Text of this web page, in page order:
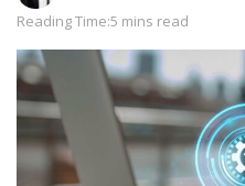
Reading Time:5 mins read